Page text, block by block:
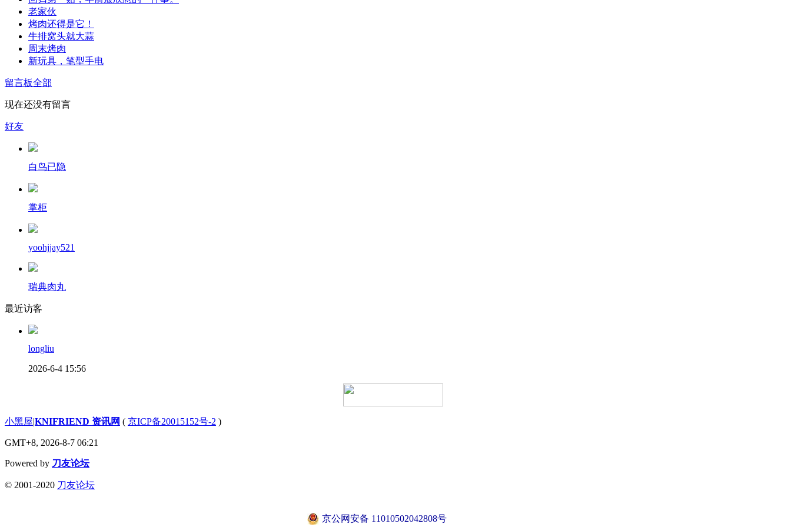
老家伙
烤肉还得是它！
牛排窝头就大蒜
周末烤肉
新玩具，笔型手电
留言板全部
现在还没有留言
好友
白鸟已隐
掌柜
yoohjjay521
瑞典肉丸
最近访客
longliu
2026-6-4 15:56
小黑屋|KNIFRIEND 资讯网 ( 京ICP备20015152号-2 )
GMT+8, 2026-8-7 06:21
Powered by 刀友论坛
© 2001-2020 刀友论坛
京公网安备 11010502042808号